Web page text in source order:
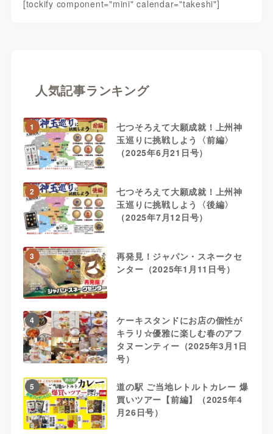
[tockify component="mini" calendar="takeshi"]
人気記事ランキング
1
七つそろえて大願成就！上州神
玉巡りに挑戦しよう〈前編〉
（2025年6月21日号）
2
七つそろえて大願成就！上州神
玉巡りに挑戦しよう〈後編〉
（2025年7月12日号）
3
再発見！ジャパン・スネークセ
ンター（2025年1月11日号）
4
ケーキスタンドにお店の個性が
キラリ☆優雅に楽しむ春のアフ
タヌーンティー（2025年3月1日
号）
5
道の駅 ご当地レトルトカレー 爆
買いツアー【前編】（2025年4
月26日号）